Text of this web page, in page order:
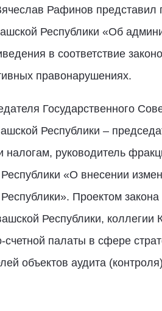
Рафинов представил
Республики «Об
в соответствие
правонарушениях.
Государственного
Республики –
руководитель
«О внесении
Проектом
Республики, коллегии
счетной палаты в сфере
объектов аудита